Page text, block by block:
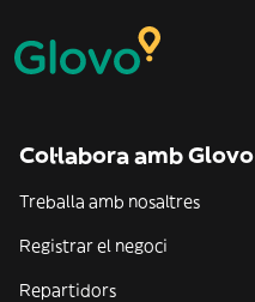
Col·labora amb Glovo
Treballa amb nosaltres
Registrar el negoci
Repartidors